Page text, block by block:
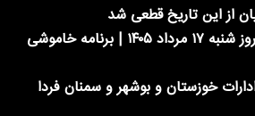
از این تاریخ قطعی شد
جدول قطعی برق مشهد روز شنبه ۱۷ مرداد ۱۴۰۵ | برنامه خاموشی
خوزستان و بوشهر و سمنان فردا